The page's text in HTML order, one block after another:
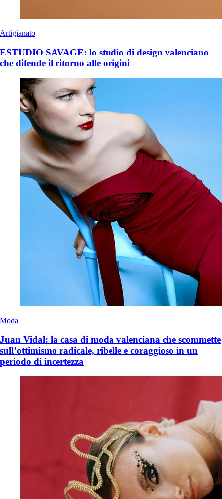
Artigianato
ESTUDIO SAVAGE: lo studio di design valenciano
che difende il ritorno alle origini
Moda
Juan Vidal: la casa di moda valenciana che scommette
sull’ottimismo radicale, ribelle e coraggioso in un
periodo di incertezza